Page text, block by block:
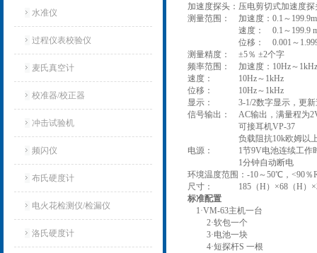
水准仪
过程仪表校验仪
麦氏真空计
校准器/校正器
冲击试验机
频闪仪
布氏硬度计
电火花检测仪/检漏仪
洛氏硬度计
加速度探头：压电剪切式加速度探
测量范围： 加速度：0.1～
速度： 0.1～199.9
位移： 0.001～1.999 mm
测量精度： ±5％ ±2个字
频率范围： 加速度：10Hz～
速度： 10Hz～1kHz
位移： 10Hz～1kHz
显示： 3-1/2数字显示，更新速
信号输出： AC输出，满量程为
可接耳机VP-37
负载阻抗10k欧姆以
电源： 1节9V电池连续工作时
1分钟自动断电
环境温度范围：-10～50℃，<90％
尺寸： 185（H）×68（H）
标准配置
1·VM-63主机一台
2·软包一个
3·电池一块
4·短探杆S 一根